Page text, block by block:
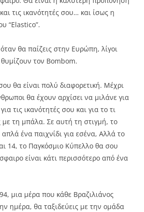
τις ικανότητές σου… και ίσως η
“Elastico”.
θα παίζεις στην Ευρώπη, λίγοι
τον Bombom.
θα είναι πολύ διαφορετική. Μέχρι
θα έχουν αρχίσει να μιλάνε για
τις ικανότητές σου και για το τι
με τη μπάλα. Σε αυτή τη στιγμή, το
ένα παιχνίδι για εσένα, Αλλά το
14, το Παγκόσμιο Κύπελλο θα σου
είναι κάτι περισσότερο από ένα
μια μέρα που κάθε Βραζιλιάνος
ημέρα, θα ταξιδεύεις με την ομάδα